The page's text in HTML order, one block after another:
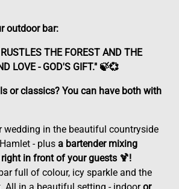
outdoor bar:
THE FOREST AND THE
LOVE - GOD'S GIFT." 🍃💞
or classics? You can have both with
wedding in the beautiful countryside
- plusa bartender mixing
in front of your guests 🍹!
full of colour, icy sparkle and the